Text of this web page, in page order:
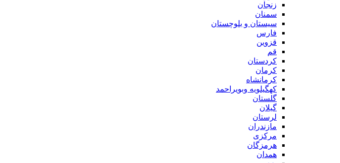
زنجان
سمنان
سیستان و بلوچستان
فارس
قزوین
قم
کردستان
کرمان
کرمانشاه
کهگیلویه وبویراحمد
گلستان
گیلان
لرستان
مازندران
مرکزی
هرمزگان
همدان